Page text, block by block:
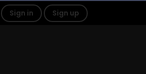
Sign in Sign up